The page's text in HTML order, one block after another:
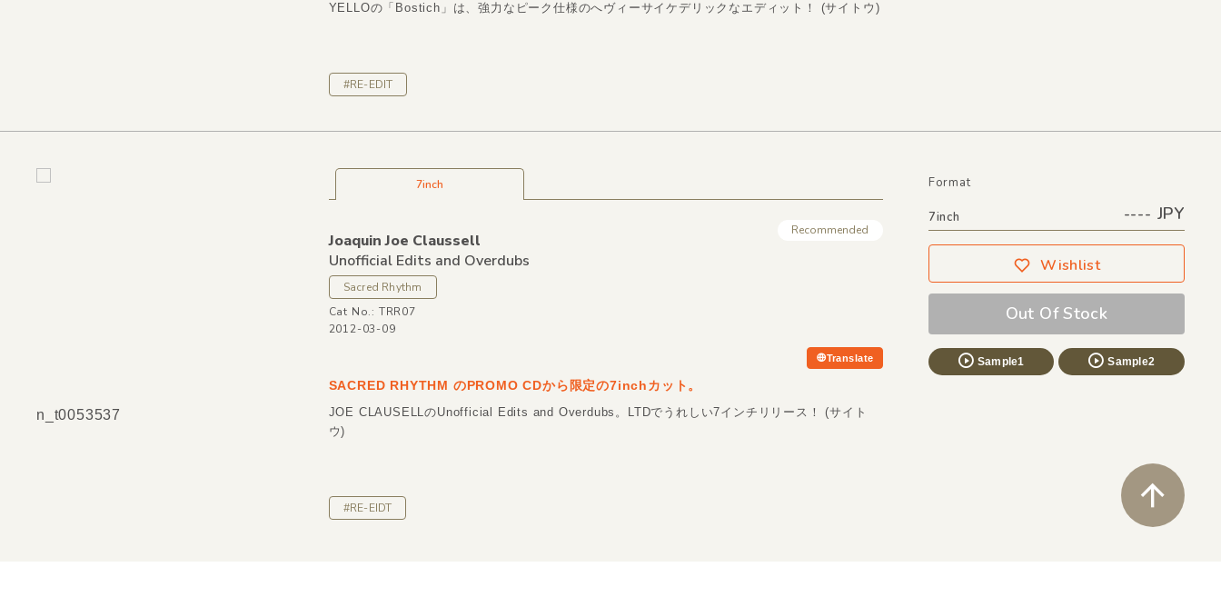
YELLOの「Bostich」は、強力なピーク仕様のへヴィーサイケデリックなエディット！ (サイトウ)
#RE-EDIT
n_t0053537
7inch
Recommended
Joaquin Joe Claussell
Unofficial Edits and Overdubs
Sacred Rhythm
Cat No.: TRR07
2012-03-09
Translate
Format
7inch ---- JPY
Wishlist
Out Of Stock
Sample1 Sample2
SACRED RHYTHM のPROMO CDから限定の7inchカット。
JOE CLAUSELLのUnofficial Edits and Overdubs。LTDでうれしい7インチリリース！ (サイト
ウ)
#RE-EIDT